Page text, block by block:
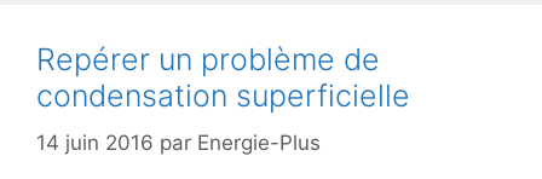
Repérer un problème de
condensation superficielle
14 juin 2016 par Energie-Plus